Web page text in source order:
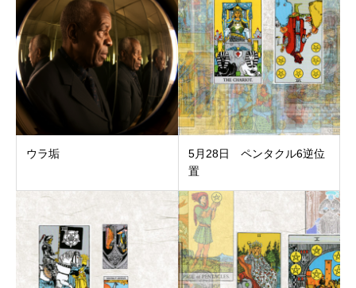
ウラ垢
5月28日 ペンタクル6逆位
置